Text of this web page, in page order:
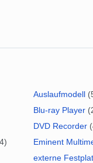
Auslaufmodell
Blu-ray Player
DVD Recorder
Eminent
externe